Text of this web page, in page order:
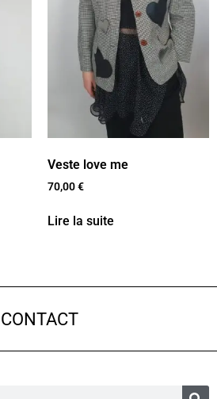
Veste love me
70,00€
Lire la suite
CONTACT